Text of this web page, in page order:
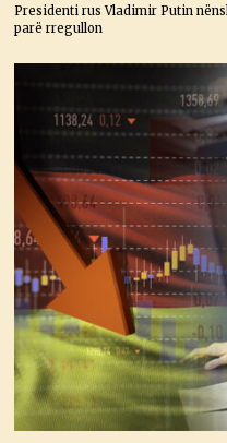
Presidenti rus Vladimir Putin
parë rregullon